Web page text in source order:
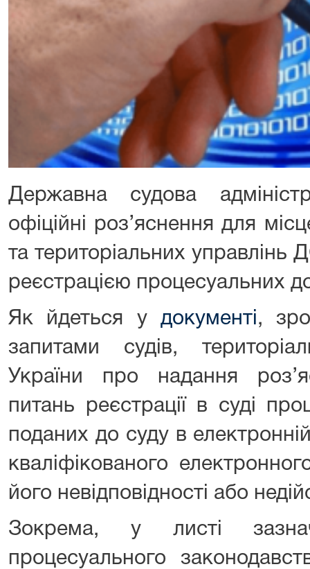
Державна судова
офіційні роз’яснення для
та територіальних управлінь
реєстрацією процесуальних
Як йдеться у документі,
запитами судів,
України про надання
питань реєстрації в суді
поданих до суду в
кваліфікованого
його невідповідності або
Зокрема, у листі
процесуального